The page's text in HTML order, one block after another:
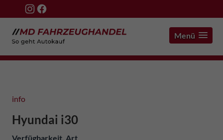
Menü
info
Hyundai i30
Verfügbarkeit, Art